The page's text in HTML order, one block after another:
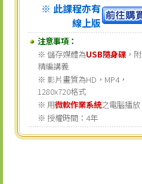
※ 此課程亦有
線上版
注意事項：
※ 儲存媒體為USB隨身碟，附
精編講義
※ 影片畫質為HD，MP4，
1280x720格式
※ 用微軟作業系統之電腦播放
※ 授權時間：4年